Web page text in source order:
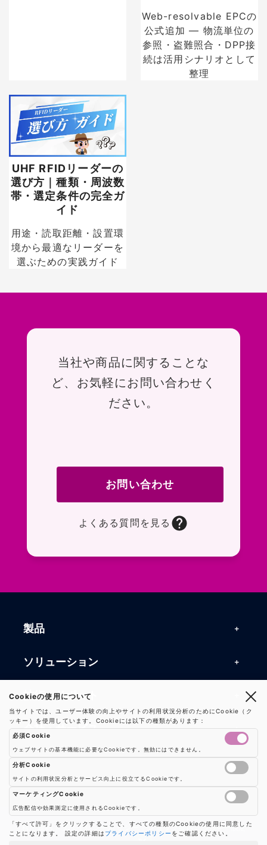
Web-resolvable EPCの
公式追加 — 物流単位の
参照・盗難照合・DPP接
続は活用シナリオとして
整理
UHF RFIDリーダーの
選び方｜種類・周波数
帯・選定条件の完全ガ
イド
用途・読取距離・設置環
境から最適なリーダーを
選ぶための実践ガイド
お問い合わせ
当社や商品に関することな
ど、お気軽にお問い合わせく
ださい。
お問い合わせ
よくある質問を見る
製品
製品一覧
RFIDリーダー
RFIDチップ・モジュール
RFIDアンテナ
RFIDプリンター
RFIDタグ
ソリューション
バーコードスキャナ
ソリューション
RFIDソリューション
RFIDとセンサー
マシンビジョン
防爆製品
RFIDシールド
技術・サポート
技術記事一覧
活用事例
よくある質問
用語集
業界別RFID活用例
保守・メンテナンス
会社・サービス
会社概要
お知らせ
プレスリリース
お問い合わせ
事業内容
事業内容一覧
機器販売
コンサルティング
利用規約 | プライバシーポリシー | ショップ案内 | クッキー設定
Cookieの使用について
当サイトでは、ユーザー体験の向上やサイトの利用状況分析のためにCookie（ク
ッキー）を使用しています。Cookieには以下の種類があります：
必須Cookie
ウェブサイトの基本機能に必要なCookieです。無効にはできません。
分析Cookie
サイトの利用状況分析とサービス向上に役立てるCookieです。
Google AnalyticsやGoogle Tag Managerなどの分析ツールのCookieを制御しま
マーケティングCookie
広告配信や効果測定に使用されるCookieです。
広告配信や効果測定のためのCookieを制御します
「すべて許可」をクリックすることで、すべての種類のCookieの使用に同意した
ことになります。 設定の詳細は プライバシーポリシー をご確認ください。